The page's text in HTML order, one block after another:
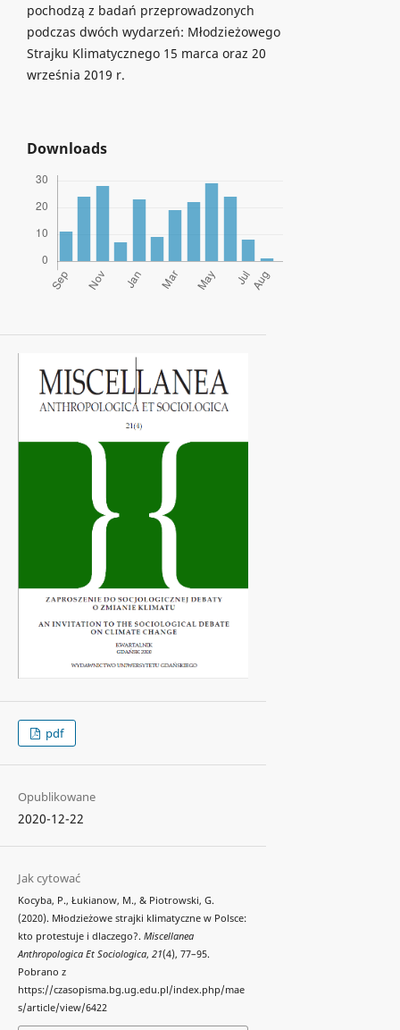
pochodzą z badań przeprowadzonych
podczas dwóch wydarzeń: Młodzieżowego
Strajku Klimatycznego 15 marca oraz 20
września 2019 r.
Downloads
pdf
Opublikowane
2020-12-22
Jak cytować
Kocyba, P., Łukianow, M., & Piotrowski, G.
(2020). Młodzieżowe strajki klimatyczne w Polsce:
kto protestuje i dlaczego?. Miscellanea
Anthropologica Et Sociologica, 21(4), 77–95.
Pobrano z
https://czasopisma.bg.ug.edu.pl/index.php/mae
s/article/view/6422